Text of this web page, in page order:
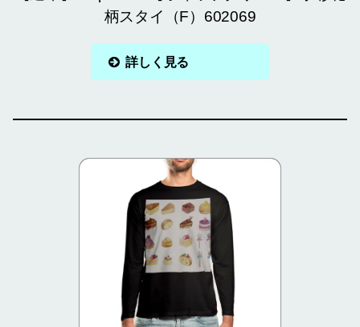
柄スタイ（F）602069
詳しく見る